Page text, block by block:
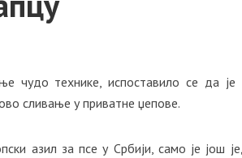
чудо технике, испоставило се да је
сливање у приватне џепове.
азил за псе у Србији, само je још